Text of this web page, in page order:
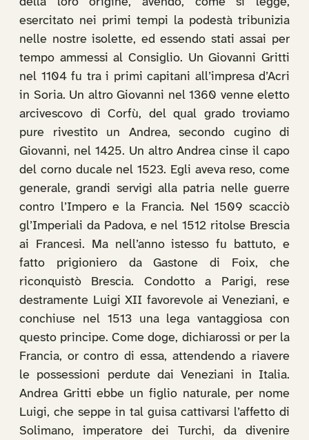
esercitato nei primi tempi la podestà tribunizia
nelle nostre isolette, ed essendo stati assai per
tempo ammessi al Consiglio. Un Giovanni Gritti
nel 1104 fu tra i primi capitani all’impresa d’Acri
in Soria. Un altro Giovanni nel 1360 venne eletto
arcivescovo di Corfù, del qual grado troviamo
pure rivestito un Andrea, secondo cugino di
Giovanni, nel 1425. Un altro Andrea cinse il capo
del corno ducale nel 1523. Egli aveva reso, come
generale, grandi servigi alla patria nelle guerre
contro l’Impero e la Francia. Nel 1509 scacciò
gl’Imperiali da Padova, e nel 1512 ritolse Brescia
ai Francesi. Ma nell’anno istesso fu battuto, e
fatto prigioniero da Gastone di Foix, che
riconquistò Brescia. Condotto a Parigi, rese
destramente Luigi XII favorevole ai Veneziani, e
conchiuse nel 1513 una lega vantaggiosa con
questo principe. Come doge, dichiarossi or per la
Francia, or contro di essa, attendendo a riavere
le possessioni perdute dai Veneziani in Italia.
Andrea Gritti ebbe un figlio naturale, per nome
Luigi, che seppe in tal guisa cattivarsi l’affetto di
Solimano, imperatore dei Turchi, da divenire